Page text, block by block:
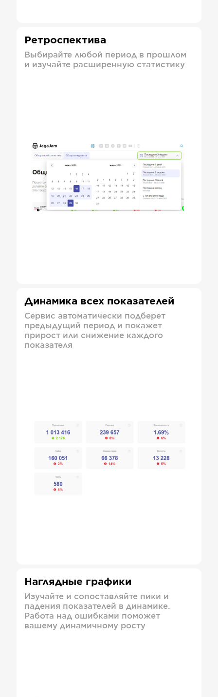
Ретроспектива
Выбирайте любой период в прошлом
и изучайте расширенную статистику
Динамика всех показателей
Сервис автоматически подберет
предыдущий период и покажет
прирост или снижение каждого
показателя
Наглядные графики
Изучайте и сопоставляйте пики и
падения показателей в динамике.
Работа над ошибками поможет
вашему динамичному росту